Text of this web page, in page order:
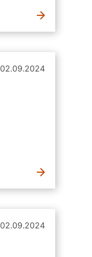
02.09.2024
02.09.2024